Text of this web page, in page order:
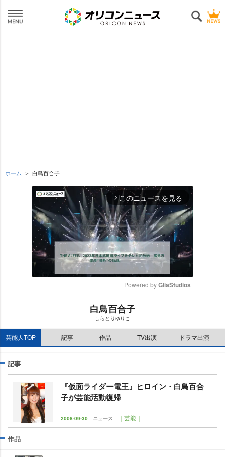
ホーム 白鳥百合子
arrow_forward_ios このニュースを見る
Powered by GliaStudios
白鳥百合子
しらとりゆりこ
芸能人TOP 記事 作品 TV出演 ドラマ出演
記事
『仮面ライダー電王』ヒロイン・白鳥百合
子が芸能活動復帰
2008-09-30 ニュース ｜芸能｜
作品